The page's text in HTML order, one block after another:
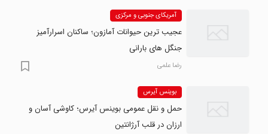
آمریکای جنوبی و مرکزی
عجیب ترین حیوانات آمازون؛ ساکنان اسرارآمیز
جنگل های بارانی
رضا علمی
بوینس آیرس
حمل و نقل عمومی بوینس آیرس؛ کاوشی آسان و
ارزان در قلب آرژانتین